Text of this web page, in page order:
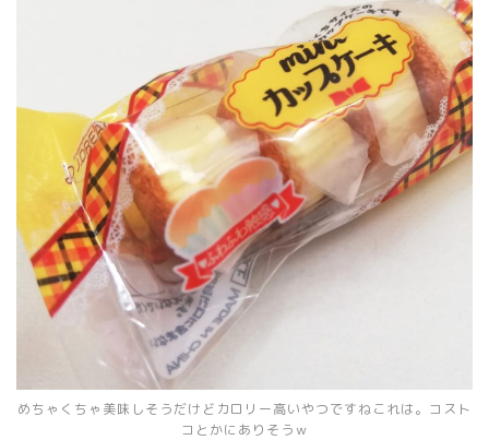
めちゃくちゃ美味しそうだけどカロリー高いやつですねこれは。コスト
コとかにありそうｗ